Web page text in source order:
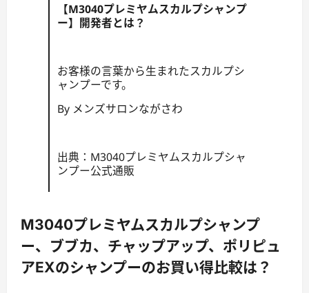
【M3040プレミヤムスカルプシャンプ
ー】開発者とは？
お客様の言葉から生まれたスカルプシ
ャンプーです。
By メンズサロンながさわ
出典：M3040プレミヤムスカルプシャ
ンプー公式通販
M3040プレミヤムスカルプシャンプ
ー、ブブカ、チャップアップ、ポリピュ
アEXのシャンプーのお買い得比較は？